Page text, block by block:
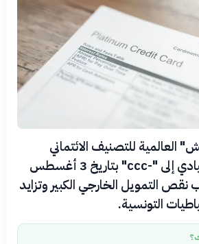
للتصنيف الائتماني
تصنيف تونس السيادي إلى "-ccc" بتاريخ 3 أغسطس
نقص التمويل الخارجي الكبير وتزايد
التونسية.